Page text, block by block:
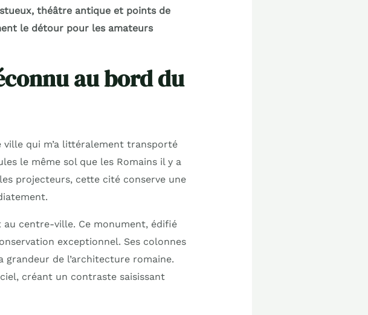
théâtre antique et points de
le détour pour les amateurs
au bord du
ville qui m’a littéralement transporté
le même sol que les Romains il y a
projecteurs, cette cité conserve une
au centre-ville. Ce monument, édifié
exceptionnel. Ses colonnes
de l’architecture romaine.
créant un contraste saisissant